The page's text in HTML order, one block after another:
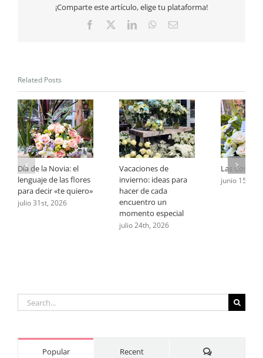
celestes
blancos
¡Comparte este artículo, elige tu plataforma!
Facebook LinkedInWhatsApp
Email
Related Posts
Día de la Novia: el
lenguaje de las flores
para decir «te quiero»
julio 31st, 2026
Vacaciones de
invierno: ideas para
hacer de cada
encuentro un
momento especial
julio 24th, 2026
Las Cosas
junio 15th,
Search
for:
Popular Recent Comments